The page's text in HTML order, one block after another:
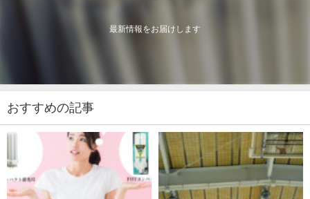
最新情報をお届けします
おすすめの記事